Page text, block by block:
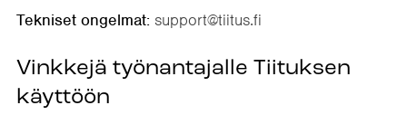
Tekniset ongelmat: support@tiitus.fi
Vinkkejä työnantajalle Tiituksen
käyttöön